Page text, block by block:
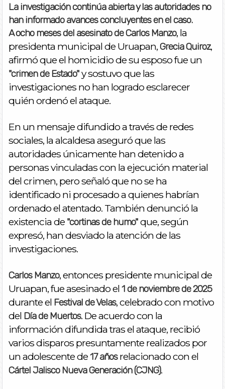
La investigación continúa abierta y las autoridades no
han informado avances concluyentes en el caso.
A ocho meses del asesinato de Carlos Manzo, la
presidenta municipal de Uruapan,Grecia Quiroz,
afirmó que el homicidio de su esposo fue un
"crimen de Estado"y sostuvo que las
investigaciones no han logrado esclarecer
quién ordenó el ataque.
En un mensaje difundido a través de redes
sociales, la alcaldesa aseguró que las
autoridades únicamente han detenido a
personas vinculadas con la ejecución material
del crimen, pero señaló que no se ha
identificado ni procesado a quienes habrían
ordenado el atentado. También denunció la
existencia de "cortinas de humo"que, según
expresó, han desviado la atención de las
investigaciones.
Carlos Manzo, entonces presidente municipal de
Uruapan, fue asesinado el 1 de noviembre de 2025
durante el Festival de Velas, celebrado con motivo
del Día de Muertos. De acuerdo con la
información difundida tras el ataque, recibió
varios disparos presuntamente realizados por
un adolescente de17 añosrelacionado con el
Cártel Jalisco Nueva Generación (CJNG).